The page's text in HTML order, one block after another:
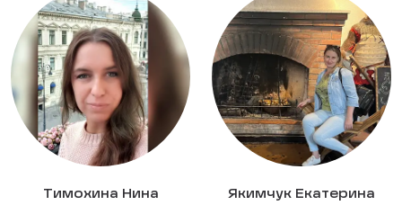
Тимохина Нина Якимчук Екатерина